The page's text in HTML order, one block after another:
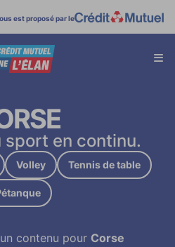
est proposé par le
menu
sport en continu.
Volley Tennis de table
contenu pour Corse